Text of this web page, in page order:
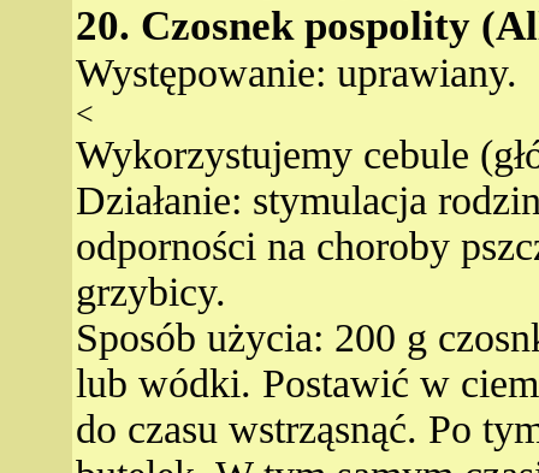
20. Czosnek pospolity
Występowanie: uprawiany.
<
Wykorzystujemy cebule
Działanie: stymulacja
odporności na choroby
grzybicy.
Sposób użycia: 200 g
lub wódki. Postawić w
do czasu wstrząsnąć. Po